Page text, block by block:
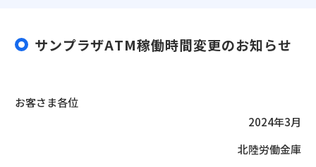
サンプラザATM稼働時間変更のお知らせ
お客さま各位
2024年3月
北陸労働金庫